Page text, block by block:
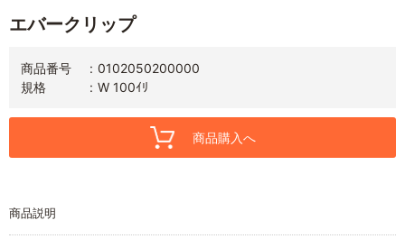
エバークリップ
商品番号
0102050200000
規格
W 100ｲﾘ
商品購入へ
商品説明